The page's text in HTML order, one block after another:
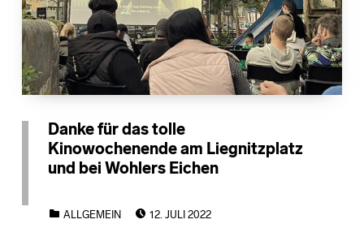
Danke für das tolle
Kinowochenende am Liegnitzplatz
und bei Wohlers Eichen
ALLGEMEIN
12. JULI 2022